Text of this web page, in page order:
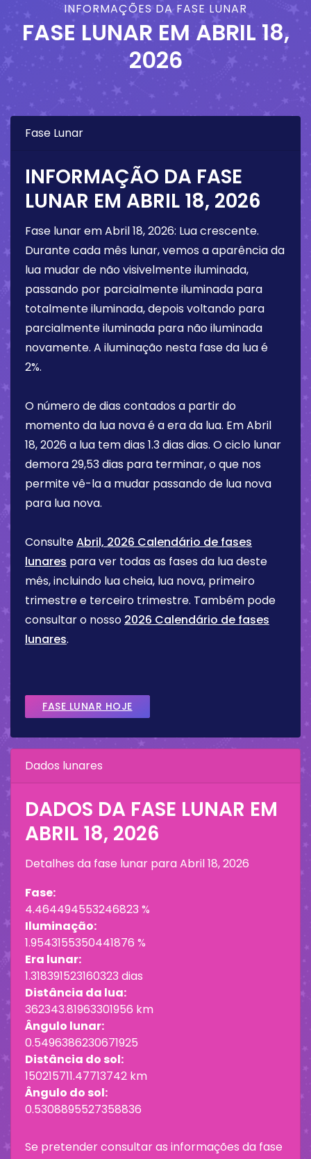
INFORMAÇÕES DA FASE LUNAR
FASE LUNAR EM ABRIL 18,
2026
Fase Lunar
INFORMAÇÃO DA FASE
LUNAR EM ABRIL 18, 2026
Fase lunar emAbril 18, 2026: Lua crescente.
Durante cada mês lunar, vemos a aparência da
lua mudar de não visivelmente iluminada,
passando por parcialmente iluminada para
totalmente iluminada, depois voltando para
parcialmente iluminada para não iluminada
novamente. A iluminação nesta fase da lua é
2%.
O número de dias contados a partir do
momento da lua nova é a era da lua. EmAbril
18, 2026 a lua tem dias 1.3 dias dias. O ciclo lunar
demora 29,53 dias para terminar, o que nos
permite vê-la a mudar passando de lua nova
para lua nova.
ConsulteAbril, 2026 Calendário de fases
lunares para ver todas as fases da lua deste
mês, incluindo lua cheia, lua nova, primeiro
trimestre e terceiro trimestre. Também pode
consultar o nosso 2026 Calendário de fases
lunares.
FASE LUNAR HOJE
Dados lunares
DADOS DA FASE LUNAR EM
ABRIL 18, 2026
Detalhes da fase lunar paraAbril 18, 2026
Fase:
4.464494553246823 %
Iluminação:
1.9543155350441876 %
Era lunar:
1.318391523160323 dias
Distância da lua:
362343.81963301956 km
Ângulo lunar:
0.5496386230671925
Distância do sol:
150215711.47713742 km
Ângulo do sol:
0.5308895527358836
Se pretender consultar as informações da fase